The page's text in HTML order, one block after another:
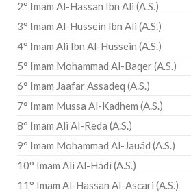
2° Imam Al-Hassan Ibn Ali (A.S.)
3° Imam Al-Hussein Ibn Ali (A.S.)
4° Imam Ali Ibn Al-Hussein (A.S.)
5° Imam Mohammad Al-Baqer (A.S.)
6° Imam Jaafar Assadeq (A.S.)
7° Imam Mussa Al-Kadhem (A.S.)
8° Imam Ali Al-Reda (A.S.)
9° Imam Mohammad Al-Jauád (A.S.)
10° Imam Ali Al-Hádi (A.S.)
11° Imam Al-Hassan Al-Ascari (A.S.)